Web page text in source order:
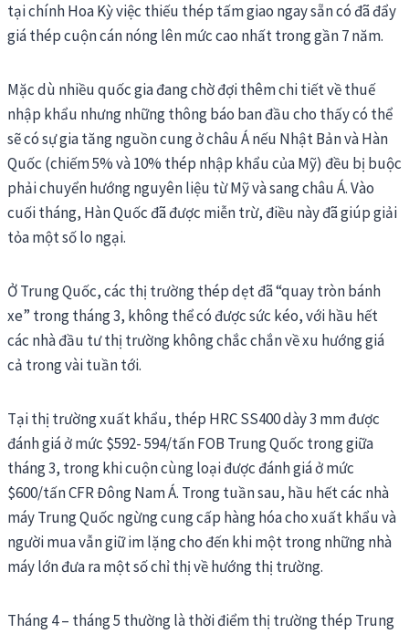
tại chính Hoa Kỳ việc thiếu thép tấm giao ngay sẵn có đã đẩy
giá thép cuộn cán nóng lên mức cao nhất trong gần 7 năm.
Mặc dù nhiều quốc gia đang chờ đợi thêm chi tiết về thuế
nhập khẩu nhưng những thông báo ban đầu cho thấy có thể
sẽ có sự gia tăng nguồn cung ở châu Á nếu Nhật Bản và Hàn
Quốc (chiếm 5% và 10% thép nhập khẩu của Mỹ) đều bị buộc
phải chuyển hướng nguyên liệu từ Mỹ và sang châu Á. Vào
cuối tháng, Hàn Quốc đã được miễn trừ, điều này đã giúp giải
tỏa một số lo ngại.
Ở Trung Quốc, các thị trường thép dẹt đã “quay tròn bánh
xe” trong tháng 3, không thể có được sức kéo, với hầu hết
các nhà đầu tư thị trường không chắc chắn về xu hướng giá
cả trong vài tuần tới.
Tại thị trường xuất khẩu, thép HRC SS400 dày 3 mm được
đánh giá ở mức $592- 594/tấn FOB Trung Quốc trong giữa
tháng 3, trong khi cuộn cùng loại được đánh giá ở mức
$600/tấn CFR Đông Nam Á. Trong tuần sau, hầu hết các nhà
máy Trung Quốc ngừng cung cấp hàng hóa cho xuất khẩu và
người mua vẫn giữ im lặng cho đến khi một trong những nhà
máy lớn đưa ra một số chỉ thị về hướng thị trường.
Tháng 4 – tháng 5 thường là thời điểm thị trường thép Trung